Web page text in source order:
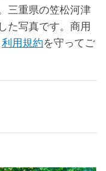
三重県の笠松河津
た写真です。商用
利用規約を守ってご